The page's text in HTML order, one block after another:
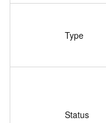
Type
Status